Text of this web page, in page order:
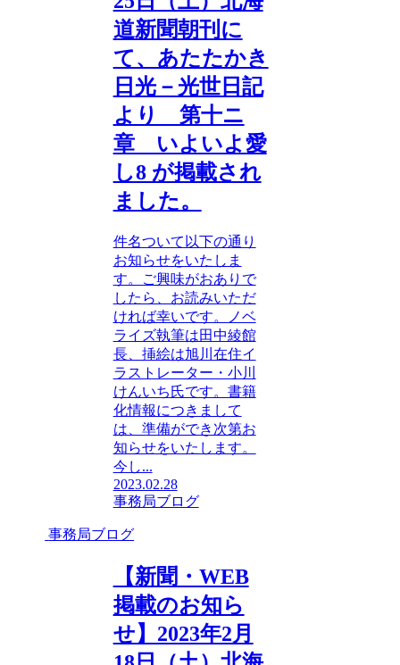
道新聞朝刊に
て、あたたかき
日光－光世日記
より 第十ニ
章 いよいよ愛
し8 が掲載され
ました。
件名ついて以下の通り
お知らせをいたしま
す。ご興味がおありで
したら、お読みいただ
ければ幸いです。ノベ
ライズ執筆は田中綾館
長、挿絵は旭川在住イ
ラストレーター・小川
けんいち氏です。書籍
化情報につきまして
は、準備ができ次第お
知らせをいたします。
今し...
2023.02.28
事務局ブログ
事務局ブログ
【新聞・WEB
掲載のお知ら
せ】2023年2月